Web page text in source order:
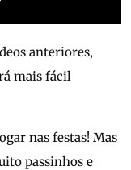
anteriores,
mais fácil
nas festas! Mas
passinhos e